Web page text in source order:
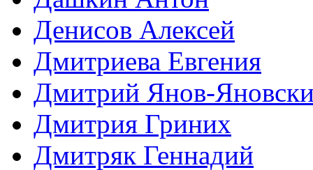
Денисов Алексей
Дмитриева Евгения
Дмитрий Янов-
Дмитрия Гриних
Дмитряк Геннадий